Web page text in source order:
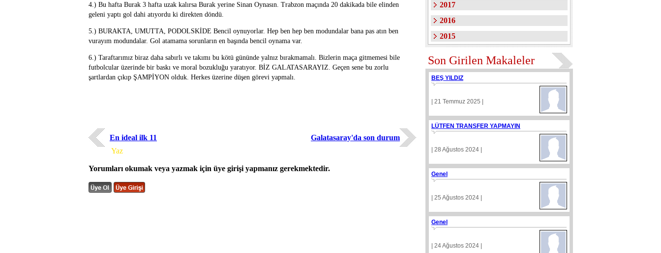
4.) Bu hafta Burak 3 hafta uzak kalırsa Burak yerine Sinan Oynasın. Trabzon maçında 20 dakikada bile elinden
geleni yaptı gol dahi atıyordu ki direkten döndü.
5.) BURAKTA, UMUTTA, PODOLSKİDE Bencil oynuyorlar. Hep ben hep ben modundalar bana pas atın ben
vurayım modundalar. Gol atamama sorunların en başında bencil oynama var.
6.) Taraftarımız biraz daha sabırlı ve takımı bu kötü gününde yalnız bırakmamalı. Bizlerin maça gitmemesi bile
futbolcular üzerinde bir baskı ve moral bozukluğu yaratıyor. BİZ GALATASARAYIZ. Geçen sene bu zorlu
şartlardan çıkıp ŞAMPİYON olduk. Herkes üzerine düşen görevi yapmalı.
En ideal ilk 11
Galatasaray'da son durum
Yaz
Yorumları okumak veya yazmak için üye girişi yapmanız gerekmektedir.
2017
2016
2015
Son Girilen Makaleler
BEŞ YILDIZ
| 21 Temmuz 2025 |
LÜTFEN TRANSFER YAPMAYIN
| 28 Ağustos 2024 |
Genel
| 25 Ağustos 2024 |
Genel
| 24 Ağustos 2024 |